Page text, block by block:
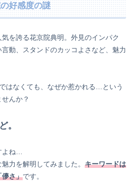
好感度の謎
を誇る花京院典明。外見のインパク
動、スタンドのカッコよさなど、魅力
はなくても、なぜか惹かれる…という
んか？
。
よね…
力を解明してみました。 キーワードは
儚さ」です。